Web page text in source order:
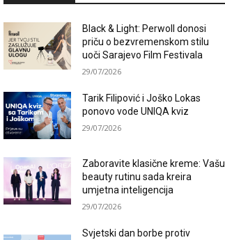
Black & Light: Perwoll donosi
priču o bezvremenskom stilu
uoči Sarajevo Film Festivala
29/07/2026
Tarik Filipović i Joško Lokas
ponovo vode UNIQA kviz
29/07/2026
Zaboravite klasične kreme: Vašu
beauty rutinu sada kreira
umjetna inteligencija
29/07/2026
Svjetski dan borbe protiv